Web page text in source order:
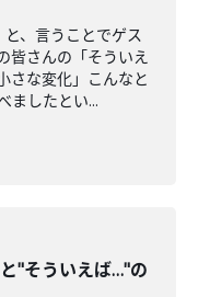
、言うことでゲス
皆さんの「そういえ
さな変化」こんなと
ましたとい...
"そういえば…"の